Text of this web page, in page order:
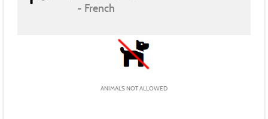
French
ANIMALS NOT ALLOWED